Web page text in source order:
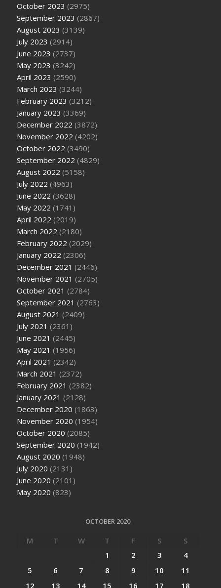
October 2023 (2975)
September 2023 (2867)
August 2023 (3139)
July 2023 (2914)
June 2023 (2737)
May 2023 (3242)
April 2023 (2590)
March 2023 (3244)
February 2023 (3212)
January 2023 (3369)
December 2022 (3872)
November 2022 (4202)
October 2022 (3490)
September 2022 (4829)
August 2022 (5158)
July 2022 (4963)
June 2022 (3628)
May 2022 (1741)
April 2022 (2019)
March 2022 (2180)
February 2022 (2029)
January 2022 (2306)
December 2021 (2446)
November 2021 (2705)
October 2021 (2784)
September 2021 (2763)
August 2021 (2409)
July 2021 (2361)
June 2021 (2445)
May 2021 (1956)
April 2021 (2342)
March 2021 (2372)
February 2021 (2382)
January 2021 (2128)
December 2020 (1863)
November 2020 (1954)
October 2020 (2085)
September 2020 (1942)
August 2020 (1948)
July 2020 (2131)
June 2020 (2101)
May 2020 (823)
OCTOBER 2020
M T W T F S
S
1
2 3
4
5
6 7 8 9 10
11
12
13 14 15 16 17 18